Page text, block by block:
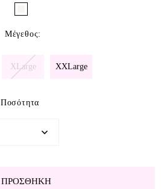
Μέγεθος:
XLarge XXLarge
Ποσότητα
ΠΡΟΣΘΉΚΗ